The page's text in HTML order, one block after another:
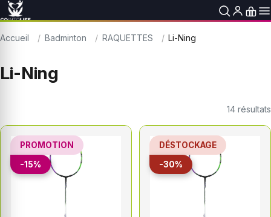
Accueil Badminton RAQUETTES Li-Ning
Li-Ning
14 résultats
PROMOTION
-15%
DÉSTOCKAGE
-30%